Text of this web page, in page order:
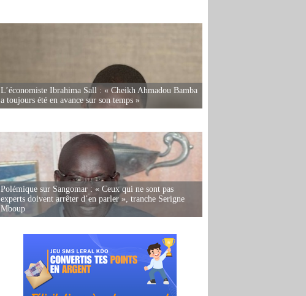
L’économiste Ibrahima Sall : « Cheikh Ahmadou Bamba
a toujours été en avance sur son temps »
Polémique sur Sangomar : « Ceux qui ne sont pas
experts doivent arrêter d’en parler », tranche Serigne
Mboup